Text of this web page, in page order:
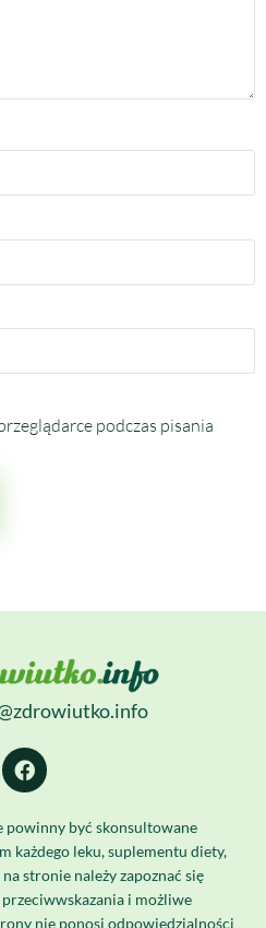
podczas pisania
powinny być skonsultowane
każdego leku, suplementu diety,
stronie należy zapoznać się
i możliwe
nie ponosi odpowiedzialności